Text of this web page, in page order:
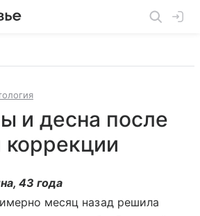
и десна после
коррекции
43 года
месяц назад решила